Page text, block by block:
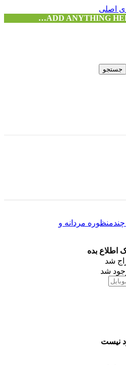
اصلی
ADD ANYTHING
جستجو
اطلاع بده
شد
شد
نیست